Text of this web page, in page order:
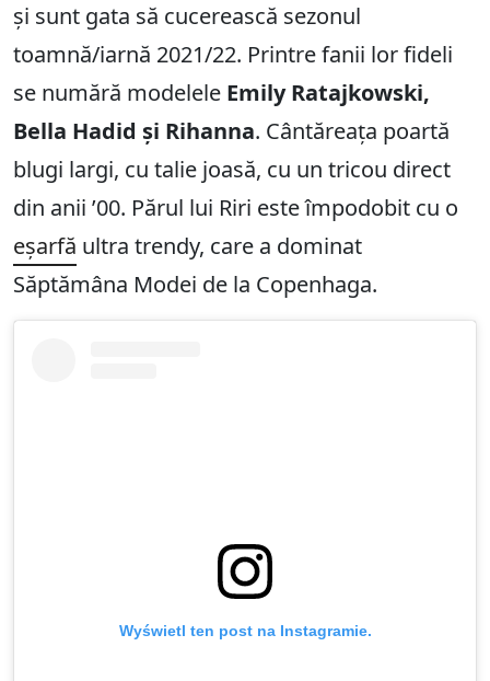
și sunt gata să cucerească sezonul
toamnă/iarnă 2021/22. Printre fanii lor fideli
se numără modelele Emily Ratajkowski,
Bella Hadid și Rihanna. Cântăreața poartă
blugi largi, cu talie joasă, cu un tricou direct
din anii ’00. Părul lui Riri este împodobit cu o
eșarfă ultra trendy, care a dominat
Săptămâna Modei de la Copenhaga.
Wyświetl ten post na Instagramie.